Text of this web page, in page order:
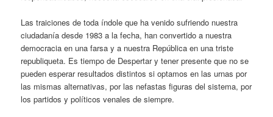
Las traiciones de toda índole que ha venido sufriendo nuestra
ciudadanía desde 1983 a la fecha, han convertido a nuestra
democracia en una farsa y a nuestra República en una triste
republiqueta. Es tiempo de Despertar y tener presente que no se
pueden esperar resultados distintos si optamos en las urnas por
las mismas alternativas, por las nefastas figuras del sistema, por
los partidos y políticos venales de siempre.